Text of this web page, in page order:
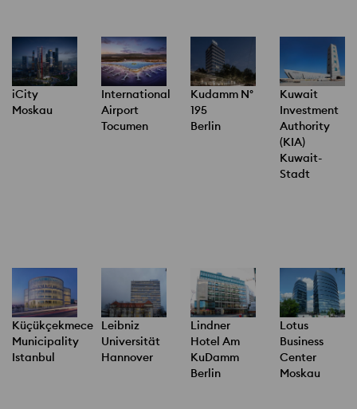
iCity
Moskau
International
Airport
Tocumen
Kudamm N°
195
Berlin
Kuwait
Investment
Authority
(KIA)
Kuwait-
Stadt
Küçükçekmece
Municipality
Istanbul
Leibniz
Universität
Hannover
Lindner
Hotel Am
KuDamm
Berlin
Lotus
Business
Center
Moskau